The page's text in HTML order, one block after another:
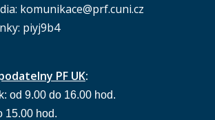
komunikace@prf.cuni.cz
piyj9b4
PF UK:
od 9.00 do 16.00 hod.
15.00 hod.